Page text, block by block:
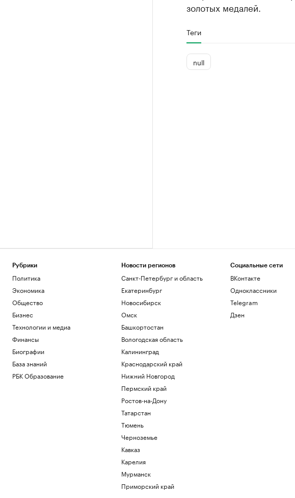
золотых медалей.
Теги
null
Рубрики
Политика
Экономика
Общество
Бизнес
Технологии и медиа
Финансы
Биографии
База знаний
РБК Образование
Новости регионов
Санкт-Петербург и область
Екатеринбург
Новосибирск
Омск
Башкортостан
Вологодская область
Калининград
Краснодарский край
Нижний Новгород
Пермский край
Ростов-на-Дону
Татарстан
Тюмень
Черноземье
Кавказ
Карелия
Мурманск
Приморский край
Социальные сети
ВКонтакте
Одноклассники
Telegram
Дзен